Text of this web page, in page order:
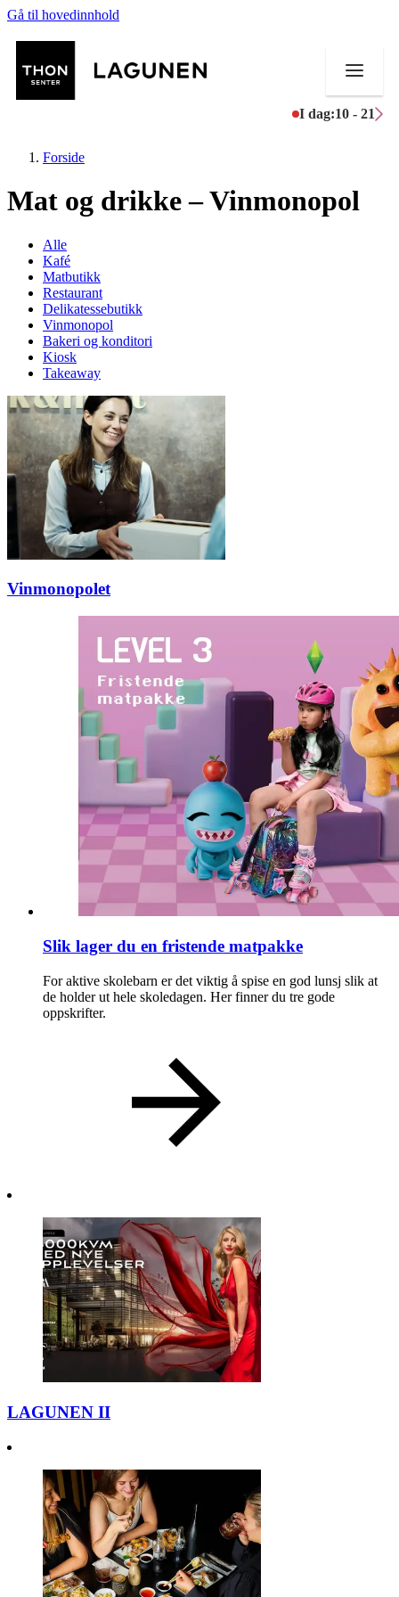
Gå til hovedinnhold
I dag:10 - 21
Butikker
Mat og drikke
Helse
Aktiviteter
Tilbud
Inspirasjon
Søk
Parkering
Praktisk informasjon
Ledige stillinger
Gavekort
Personal Shopper
Forside
Mat og drikke – Vinmonopol
Alle
Kafé
Matbutikk
Restaurant
Delikatessebutikk
Vinmonopol
Bakeri og konditori
Kiosk
Takeaway
Vinmonopolet
Slik lager du en fristende matpakke
For aktive skolebarn er det viktig å spise en god lunsj slik at
de holder ut hele skoledagen. Her finner du tre gode
oppskrifter.
LAGUNEN II